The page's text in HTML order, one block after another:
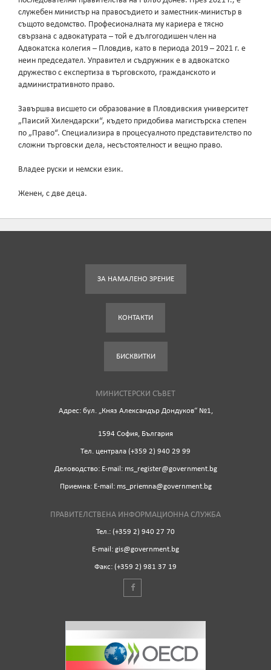
служебен министър на правосъдието и заместник-министър в
същото ведомство. Професионалната му кариера е тясно
свързана с адвокатурата – той е дългогодишен член на
Адвокатска колегия – Пловдив, като в периода 2019 – 2021 г. е
неин председател. Управител и съдружник е в адвокатско
дружество с експертиза в търговското, гражданското и
административното право.
Завършва висшето си образование в Пловдивския университет
„Паисий Хилендарски“, където придобива магистърска степен
по „Право“. Специализира в процесуалното представителство по
сложни търговски дела, несъстоятелност и вещно право.
Владее руски и немски език.
Женен, с две деца.
ЗА НАМАЛЕНО ЗРЕНИЕ
КОНТАКТИ
БИСКВИТКИ
МИНИСТЕРСКИ СЪВЕТ
Адрес: бул. „Княз Александър Дондуков“ №1,
1594 София, България
Tел. централа (+359 2) 940 29 99
Деловодство: Е-mail: ms_register@government.bg
Приемна: Е-mail: ms_priemna@government.bg
ПРАВИТЕЛСТВЕНА ИНФОРМАЦИОННА СЛУЖБА
Тел.: (+359 2) 940 27 70
Е-mail: gis@government.bg
Факс: (+359 2) 981 37 19